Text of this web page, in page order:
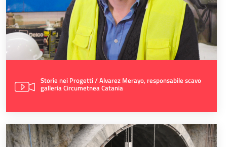
Storie nei Progetti / Alvarez Merayo, responsabile scavo
galleria Circumetnea Catania